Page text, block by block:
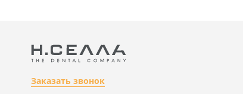
Заказать звонок